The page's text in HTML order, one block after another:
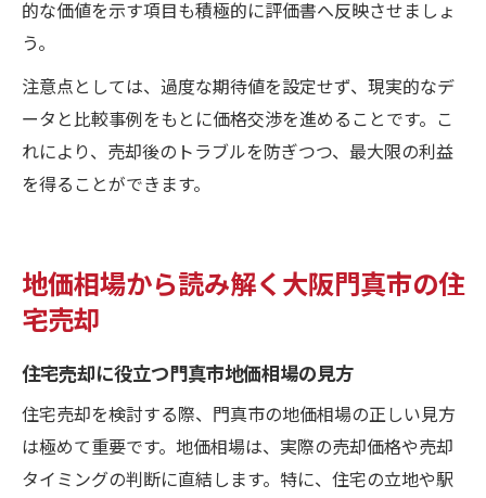
的な価値を示す項目も積極的に評価書へ反映させましょ
う。
注意点としては、過度な期待値を設定せず、現実的なデ
ータと比較事例をもとに価格交渉を進めることです。こ
れにより、売却後のトラブルを防ぎつつ、最大限の利益
を得ることができます。
地価相場から読み解く大阪門真市の住
宅売却
住宅売却に役立つ門真市地価相場の見方
住宅売却を検討する際、門真市の地価相場の正しい見方
は極めて重要です。地価相場は、実際の売却価格や売却
タイミングの判断に直結します。特に、住宅の立地や駅